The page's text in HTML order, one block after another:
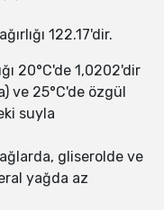
122.17'dir.
20°C'de 1,0202'dir
ve 25°C'de özgül
suyla
gliserolde ve
yağda az